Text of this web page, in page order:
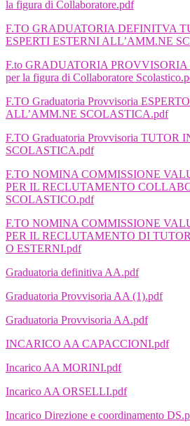
la figura di Collaboratore.pdf
F.TO GRADUATORIA DEFINITVA
ESPERTI ESTERNI ALL’AMM.NE
F.to GRADUATORIA PROVVISORIA
per la figura di Collaboratore
F.TO Graduatoria Provvisoria
ALL’AMM.NE SCOLASTICA.pdf
F.TO Graduatoria Provvisoria TUTOR
SCOLASTICA.pdf
F.TO NOMINA COMMISSIONE
PER IL RECLUTAMENTO
SCOLASTICO.pdf
F.TO NOMINA COMMISSIONE
PER IL RECLUTAMENTO DI
O ESTERNI.pdf
Graduatoria definitiva AA.pdf
Graduatoria Provvisoria AA (1).pdf
Graduatoria Provvisoria AA.pdf
INCARICO AA CAPACCIONI.pdf
Incarico AA MORINI.pdf
Incarico AA ORSELLI.pdf
Incarico Direzione e coordinamento